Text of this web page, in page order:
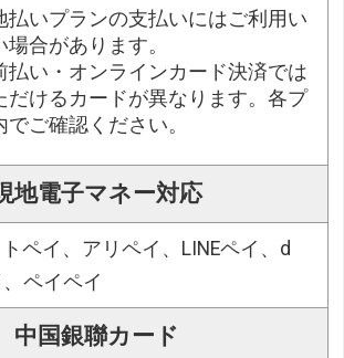
払いプランの支払いにはご利用い
合があります。
払い・オンラインカード決済では
だけるカードが異なります。各プ
でご確認ください。
地電子マネー対応
ペイ、アリペイ、LINEペイ、d
ペイペイ
中国銀聯カード